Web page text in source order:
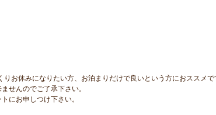
お休みになりたい方、お泊まりだけで良いという方におススメで
せんのでご了承下さい。
にお申しつけ下さい。